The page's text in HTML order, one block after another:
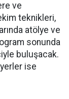
ve
teknikleri,
atölye ve
sonunda
buluşacak.
ise